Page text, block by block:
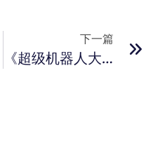
下一篇
《超级机器人大战Y》发售日正式公布 8月28日全平台上线